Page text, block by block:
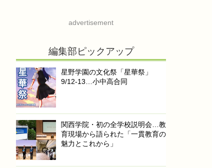
advertisement
編集部ピックアップ
星野学園の文化祭「星華祭」
9/12-13…小中高合同
関西学院・初の全学校説明会…教
育現場から語られた「一貫教育の
魅力とこれから」